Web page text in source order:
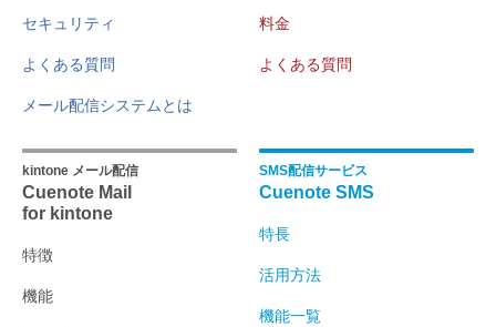
セキュリティ
よくある質問
メール配信システムとは
料金
よくある質問
kintone メール配信
Cuenote Mail
for kintone
特徴
機能
SMS配信サービス
Cuenote SMS
特長
活用方法
機能一覧